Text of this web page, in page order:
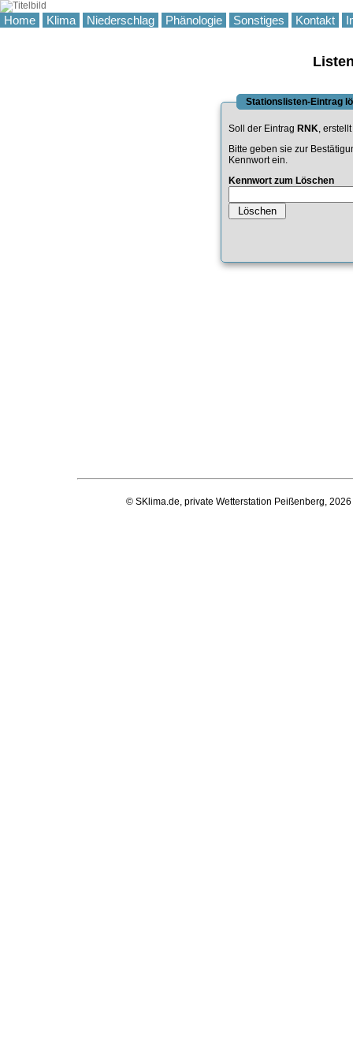
Home Klima Niederschlag Phänologie Sonstiges Kontakt
Stationslisten-Eintrag
Soll der Eintrag RNK,
Bitte geben sie zur
Kennwort ein.
Kennwort zum Löschen
© SKlima.de, private Wetterstation Peißenberg,